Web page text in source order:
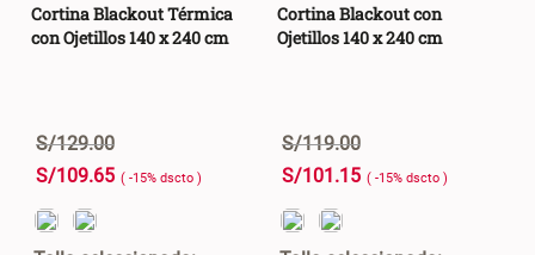
Cortina Blackout Térmica
con Ojetillos 140 x 240 cm
S/129.00
S/109.65 ( -15% dscto )
Cortina Blackout con
Ojetillos 140 x 240 cm
S/119.00
S/101.15 ( -15% dscto )